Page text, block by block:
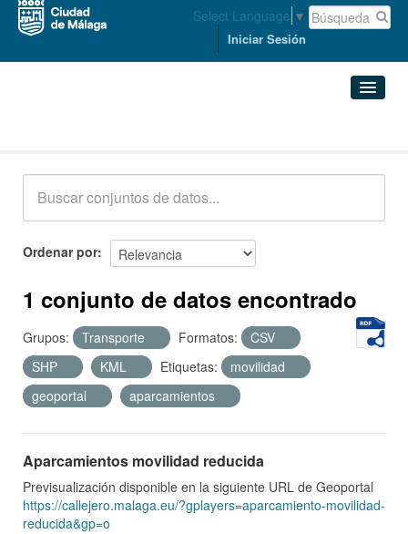
Select Language ▼
Iniciar Sesión
Acerca de
Ordenar por
1 conjunto de datos encontrado
Grupos: Transporte Formatos:
CSV
SHP
KML Etiquetas:
movilidad
geoportal
aparcamientos
Aparcamientos movilidad reducida
Previsualización disponible en la siguiente URL de Geoportal
https://callejero.malaga.eu/?gplayers=aparcamiento-movilidad-
reducida&gp=o